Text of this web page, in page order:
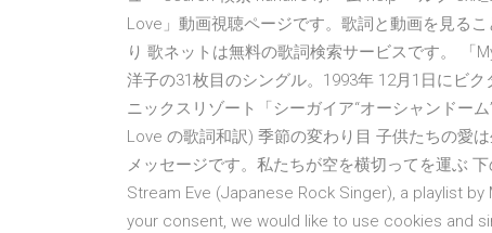
Love」動画視聴ページです。歌詞と動画を見る
り 歌ネットは無料の歌詞検索サービスです。 「
洋子の31枚目のシングル。1993年 12月1日にビ
ニックスリゾート「シーガイア“オーシャンドー
Love の歌詞和訳) 季節の変わり目 子供たちの愛
メッセージです。私たちが空を横切ってを運ぶ
Stream Eve (Japanese Rock Singer), a playlist
your consent, we would like to use cookies and